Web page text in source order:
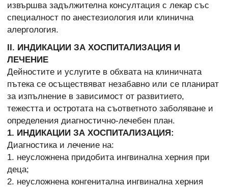
извършва задължителна консултация с лекар със
специалност по анестезиология или клинична
алергология.
ІІ. ИНДИКАЦИИ ЗА ХОСПИТАЛИЗАЦИЯ И
ЛЕЧЕНИЕ
Дейностите и услугите в обхвата на клиничната
пътека се осъществяват незабавно или се планират
за изпълнение в зависимост от развитието,
тежестта и остротата на съответното заболяване и
определения диагностично-лечебен план.
1. ИНДИКАЦИИ ЗА ХОСПИТАЛИЗАЦИЯ:
Диагностика и лечение на:
1. неусложнена придобита ингвинална херния при
деца;
2. неусложнена конгенитална ингвинална херния